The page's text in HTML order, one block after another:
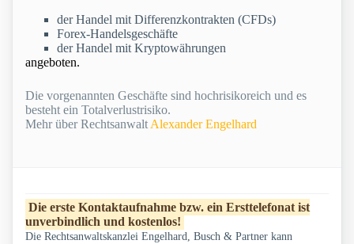
der Handel mit Differenzkontrakten (CFDs)
Forex-Handelsgeschäfte
der Handel mit Kryptowährungen
angeboten.
Die vorgenannten Geschäfte sind hochrisikoreich und es
besteht ein Totalverlustrisiko.
Mehr über Rechtsanwalt Alexander Engelhard
Die erste Kontaktaufnahme bzw. ein Ersttelefonat ist
unverbindlich und kostenlos!
Die Rechtsanwaltskanzlei Engelhard, Busch & Partner kann